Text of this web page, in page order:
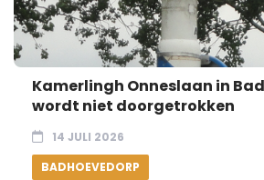
Kamerlingh Onneslaan in
wordt niet doorgetrokken
14 JULI 2026
BADHOEVEDORP